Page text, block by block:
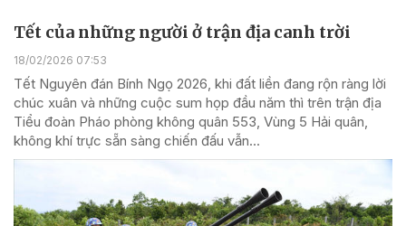
Tết của những người ở trận địa canh trời
18/02/2026 07:53
Tết Nguyên đán Bính Ngọ 2026, khi đất liền đang rộn ràng lời
chúc xuân và những cuộc sum họp đầu năm thì trên trận địa
Tiểu đoàn Pháo phòng không quân 553, Vùng 5 Hải quân,
không khí trực sẵn sàng chiến đấu vẫn...